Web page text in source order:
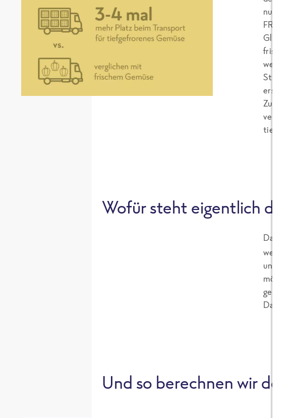
nur 4%
wenn
Stiele,
erst zu
Wofür steht eigentlich das
Das „e“
und
möglich
Daten
Und so berechnen wir den